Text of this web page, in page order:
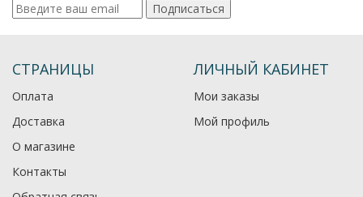
Подписаться
СТРАНИЦЫ
Оплата
Доставка
О магазине
Контакты
ЛИЧНЫЙ КАБИНЕТ
Мои заказы
Мой профиль